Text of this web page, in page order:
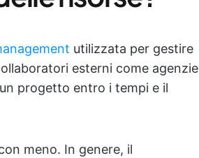
utilizzata per gestire
esterni come agenzie
progetto entro i tempi e il
meno. In genere, il